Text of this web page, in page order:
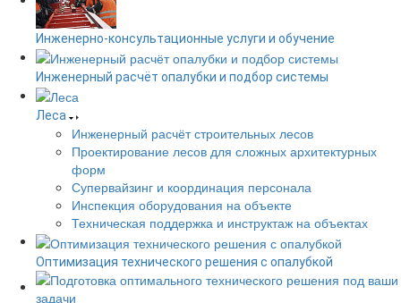
Инженерно-консультационные услуги и обучение
Инженерный расчёт опалубки и подбор системы
Леса
Инженерный расчёт строительных лесов
Проектирование лесов для сложных архитектурных
форм
Супервайзинг и координация персонала
Инспекция оборудования на объекте
Техническая поддержка и инструктаж на объектах
Оптимизация технического решения с опалубкой